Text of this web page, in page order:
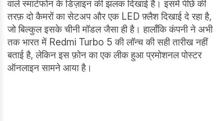
वाले स्मार्टफोन के डिज़ाइन की झलक दिखाई है। इसमें पीछे की
तरफ़ दो कैमरों का सेटअप और एक LED फ़्लैश दिखाई दे रहा है,
जो बिल्कुल इसके चीनी मॉडल जैसा ही है। हालाँकि कंपनी ने अभी
तक भारत में Redmi Turbo 5 की लॉन्च की सही तारीख नहीं
बताई है, लेकिन इस फ़ोन का एक लीक हुआ प्रमोशनल पोस्टर
ऑनलाइन सामने आया है।